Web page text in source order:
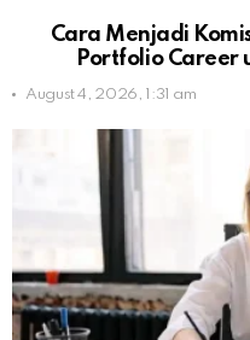
Cara Menjadi
Portfolio Career
August 4, 2026, 1:31 am